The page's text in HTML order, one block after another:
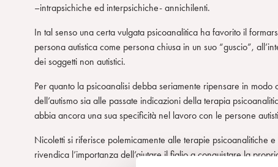
–intrapsichiche ed interpsichiche- annichilenti.
In tal senso una certa vulgata psicoanalitica ha favorito il
persona autistica come persona chiusa in un suo “guscio”,
dei soggetti non autistici.
Per quanto la psicoanalisi debba seriamente ripensare in modo
dell’autismo sia alle passate indicazioni della terapia
abbia ancora una sua specificità nel lavoro con le persone
Nicoletti si riferisce polemicamente alle terapie psicoanalitiche
rivendica l’importanza dell’aiutare il figlio a conquistare la